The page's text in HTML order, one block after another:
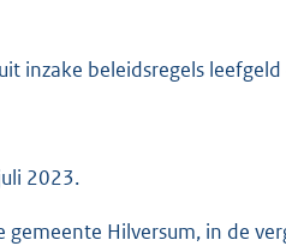
inzake beleidsregels
2023.
Hilversum, in de